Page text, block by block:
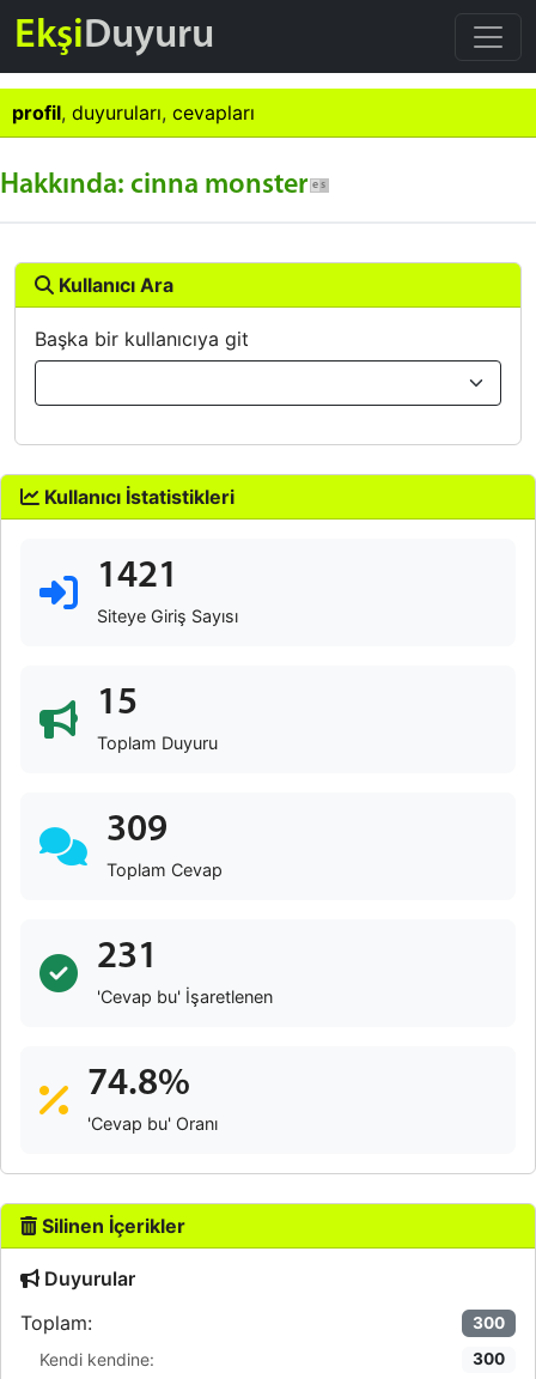
EkşiDuyuru
profil, duyuruları, cevapları
Hakkında: cinna monster
Kullanıcı Ara
Başka bir kullanıcıya git
Kullanıcı İstatistikleri
1421
Siteye Giriş Sayısı
15
Toplam Duyuru
309
Toplam Cevap
231
'Cevap bu' İşaretlenen
74.8%
'Cevap bu' Oranı
Silinen İçerikler
Duyurular
Toplam:
300
Kendi kendine: 300